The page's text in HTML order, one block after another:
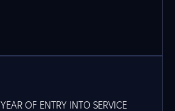
YEAR OF ENTRY INTO SERVICE